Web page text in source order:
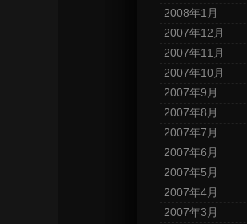
2008年1月
2007年12月
2007年11月
2007年10月
2007年9月
2007年8月
2007年7月
2007年6月
2007年5月
2007年4月
2007年3月